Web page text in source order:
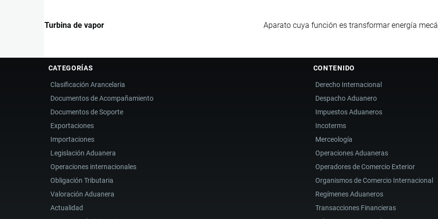
Turbina de vapor Aparato cuya función es transformar energía
CATEGORÍAS
Clasificación Arancelaria
Documentos de Acompañamiento
Documentos de Soporte
Exportaciones
Importaciones
Legislación Aduanera
Operaciones internacionales
Obligación Tributaria
Valoración Aduanera
Actualidad
CONTENIDO
Derecho Internacional
Despacho Aduanero
Impuestos Aduaneros
Incoterms
Merceología
Operaciones Aduaneras
Operadores de Comercio Exterior
Organismos de Comercio Internacional
Regímenes Aduaneros
Transacciones Financieras